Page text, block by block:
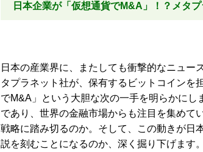
日本企業が「仮想通貨でM&A」！？メタ
日本の産業界に、またしても衝撃的なニュー
タプラネット社が、保有するビットコインを
でM&A」という大胆な次の一手を明らかに
であり、世界の金融市場からも注目を集めて
戦略に踏み切るのか。そして、この動きが日
説を刻むことになるのか、深く掘り下げます。